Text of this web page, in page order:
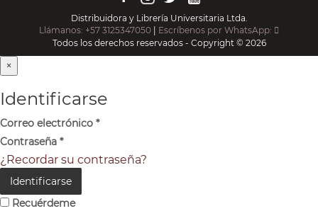
Distribuidora y Librería Universitaria Ltda.
Llámanos: +57 3125347050
Escríbenos por WhatsApp:
Todos los derechos reservados - Copyright © 2026
×
Identificarse
Correo electrónico *
Contraseña *
¿Recordar su contraseña?
Identificarse
Recuérdeme